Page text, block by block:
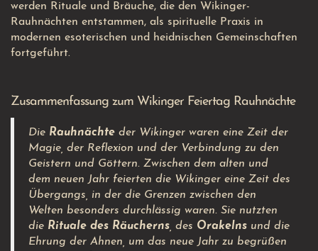
werden Rituale und Bräuche, die den Wikinger-
Rauhnächten entstammen, als spirituelle Praxis in
modernen esoterischen und heidnischen Gemeinschaften
fortgeführt.
Zusammenfassung zum Wikinger Feiertag Rauhnächte
Die Rauhnächte der Wikinger waren eine Zeit der
Magie, der Reflexion und der Verbindung zu den
Geistern und Göttern. Zwischen dem alten und
dem neuen Jahr feierten die Wikinger eine Zeit des
Übergangs, in der die Grenzen zwischen den
Welten besonders durchlässig waren. Sie nutzten
die Rituale des Räucherns , des Orakelns und die
Ehrung der Ahnen, um das neue Jahr zu begrüßen